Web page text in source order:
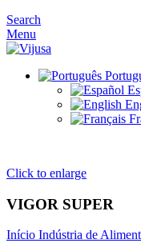
Search
Menu
Click to enlarge
VIGOR SUPER
Início Indústria de